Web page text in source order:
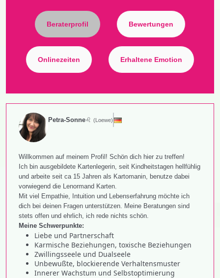
Beraterprofil Bewertungen
Onlinezeiten Erhaltene Emotion
Petra-Sonne♌ (Loewe)
Willkommen auf meinem Profil! Schön dich hier zu treffen!
Ich bin ausgebildete Kartenlegerin, seit Kindheitstagen hellfühlig
und arbeite seit ca 15 Jahren als Kartomanin, benutze dabei
vorwiegend die Lenormand Karten.
Mit viel Empathie, Intuition und Lebenserfahrung möchte ich
dich bei deinen Fragen unterstützen. Meine Beratungen sind
stets offen und ehrlich, ich rede nichts schön.
Meine Schwerpunkte:
Liebe und Partnerschaft
Karmische Beziehungen, toxische Beziehungen
Zwillingsseele und Dualseele
Unbewußte, blockierende Verhaltensmuster
Innerer Wachstum und Selbstoptimierung